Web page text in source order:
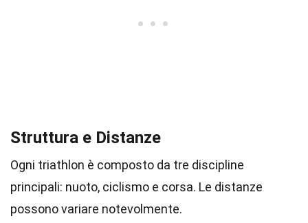
Struttura e Distanze
Ogni triathlon è composto da tre discipline
principali: nuoto, ciclismo e corsa. Le distanze
possono variare notevolmente.